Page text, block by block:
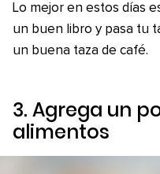
Lo mejor en estos días
un buen libro y pasa tu
un buena taza de café.
3. Agrega un
alimentos